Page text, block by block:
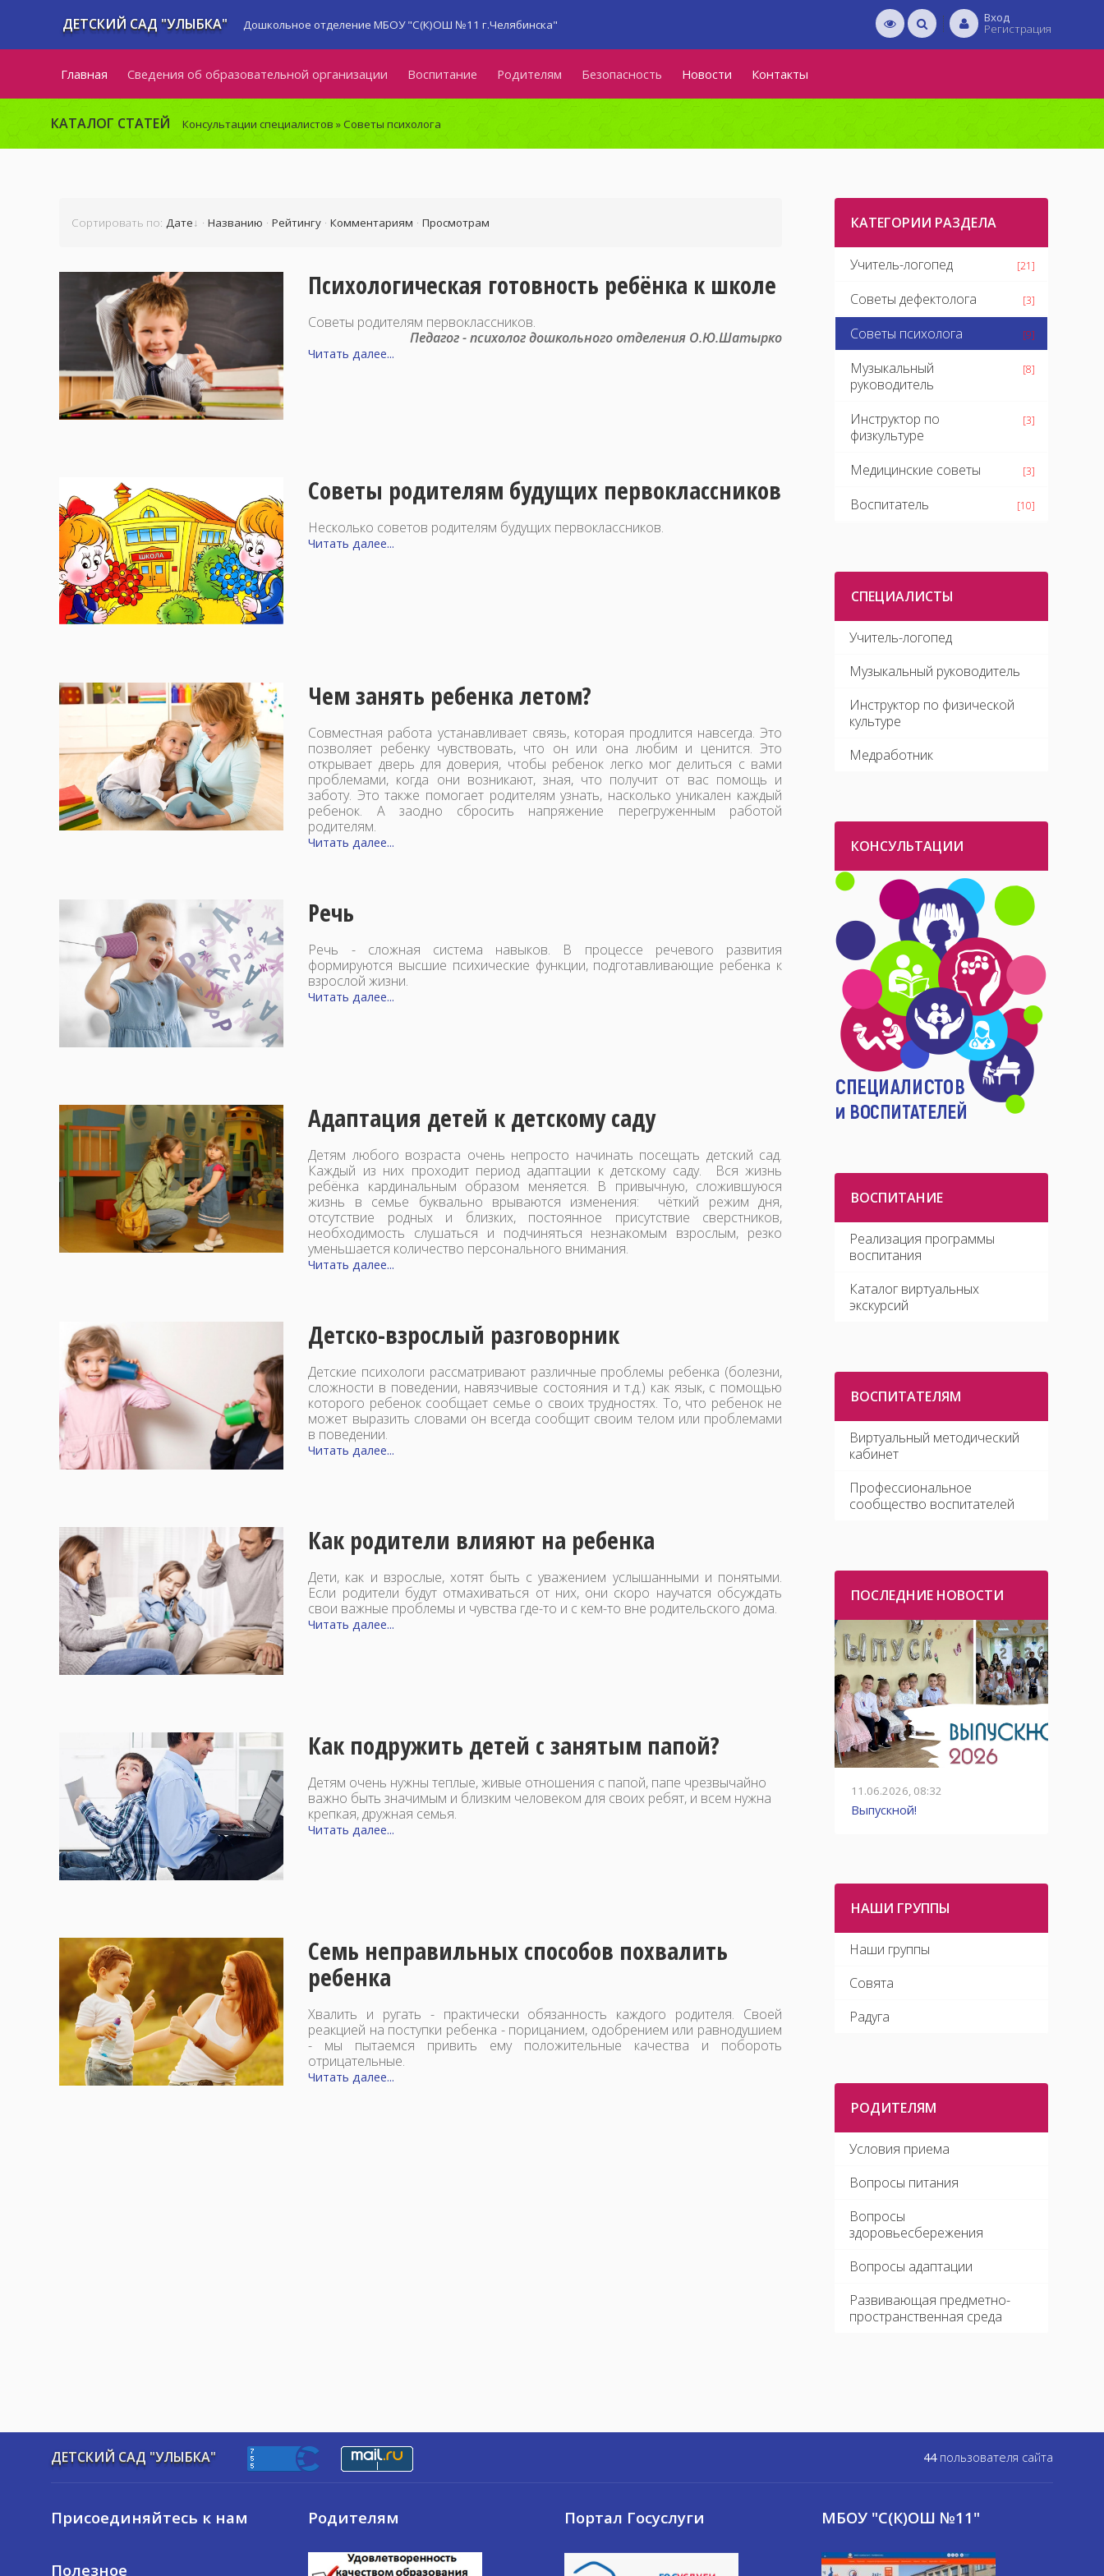
ДЕТСКИЙ САД "УЛЫБКА" Дошкольное отделение МБОУ "С(К)ОШ №11 г.Челябинска" Вход
Регистрация
Главная Сведения об образовательной организации Воспитание Родителям Безопасность Новости Контакты
КАТАЛОГ СТАТЕЙ Консультации специалистов » Советы психолога
Сортировать по: Дате · Названию · Рейтингу · Комментариям · Просмотрам
Психологическая готовность ребёнка к школе
Советы родителям первоклассников.
Педагог - психолог дошкольного отделения О.Ю.Шатырко
Читать далее...
Советы родителям будущих первоклассников
Несколько советов родителям будущих первоклассников.
Читать далее...
Чем занять ребенка летом?
Совместная работа устанавливает связь, которая продлится навсегда. Это
позволяет ребенку чувствовать, что он или она любим и ценится. Это
открывает дверь для доверия, чтобы ребенок легко мог делиться с вами
проблемами, когда они возникают, зная, что получит от вас помощь и
заботу. Это также помогает родителям узнать, насколько уникален каждый
ребенок. А заодно сбросить напряжение перегруженным работой
родителям.
Читать далее...
Речь
Речь - сложная система навыков. В процессе речевого развития
формируются высшие психические функции, подготавливающие ребенка к
взрослой жизни.
Читать далее...
Адаптация детей к детскому саду
Детям любого возраста очень непросто начинать посещать детский сад.
Каждый из них проходит период адаптации к детскому саду. Вся жизнь
ребёнка кардинальным образом меняется. В привычную, сложившуюся
жизнь в семье буквально врываются изменения: чёткий режим дня,
отсутствие родных и близких, постоянное присутствие сверстников,
необходимость слушаться и подчиняться незнакомым взрослым, резко
уменьшается количество персонального внимания.
Читать далее...
Детско-взрослый разговорник
Детские психологи рассматривают различные проблемы ребенка (болезни,
сложности в поведении, навязчивые состояния и т.д.) как язык, с помощью
которого ребенок сообщает семье о своих трудностях. То, что ребенок не
может выразить словами он всегда сообщит своим телом или проблемами
в поведении.
Читать далее...
Как родители влияют на ребенка
Дети, как и взрослые, хотят быть с уважением услышанными и понятыми.
Если родители будут отмахиваться от них, они скоро научатся обсуждать
свои важные проблемы и чувства где-то и с кем-то вне родительского дома.
Читать далее...
Как подружить детей с занятым папой?
Детям очень нужны теплые, живые отношения с папой, папе чрезвычайно
важно быть значимым и близким человеком для своих ребят, и всем нужна
крепкая, дружная семья.
Читать далее...
Семь неправильных способов похвалить
ребенка
Хвалить и ругать - практически обязанность каждого родителя. Своей
реакцией на поступки ребенка - порицанием, одобрением или равнодушием
- мы пытаемся привить ему положительные качества и побороть
отрицательные.
Читать далее...
КАТЕГОРИИ РАЗДЕЛА
Учитель-логопед [21]
Советы дефектолога [3]
Советы психолога [9]
Музыкальный
руководитель
[8]
Инструктор по
физкультуре
[3]
Медицинские советы [3]
Воспитатель [10]
СПЕЦИАЛИСТЫ
Учитель-логопед
Музыкальный руководитель
Инструктор по физической
культуре
Медработник
КОНСУЛЬТАЦИИ
ВОСПИТАНИЕ
Реализация программы
воспитания
Каталог виртуальных
экскурсий
ВОСПИТАТЕЛЯМ
Виртуальный методический
кабинет
Профессиональное
сообщество воспитателей
ПОСЛЕДНИЕ НОВОСТИ
13.05.2026, 14:00
С Днем Победы!
11.06.2026, 08:46
С Днём защиты детей,
11.06.2026, 08:32
Выпускной!
НАШИ ГРУППЫ
Наши группы
Совята
Радуга
РОДИТЕЛЯМ
Условия приема
Вопросы питания
Вопросы
здоровьесбережения
Вопросы адаптации
Развивающая предметно-
пространственная среда
ДЕТСКИЙ САД "УЛЫБКА" 44пользователя сайта
Присоединяйтесь к нам
Полезное
Родителям Портал Госуслуги МБОУ "С(К)ОШ №11"